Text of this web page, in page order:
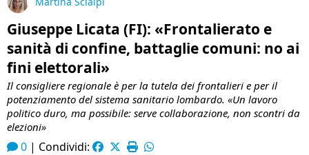
Giuseppe Licata (FI): «Frontalierato e
sanità di confine, battaglie comuni: no ai
fini elettorali»
Il consigliere regionale è per la tutela dei frontalieri e per il
potenziamento del sistema sanitario lombardo. «Un lavoro
politico duro, ma possibile: serve collaborazione, non scontri da
elezioni»
0 | Condividi: